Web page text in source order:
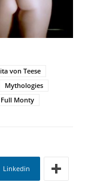
von Teese
Mythologies
Full Monty
Linkedin